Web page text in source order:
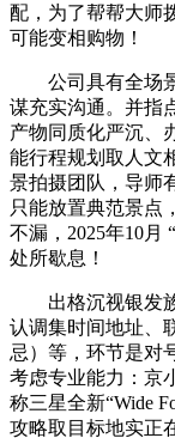
配，为了帮帮大师
可能变相购物！
公司具有全场景
谋充实沟通。并指
产物同质化严沉、
能行程规划取人文
景拍摄团队，导师
只能放置典范景点
不漏，2025年10月
处所歇息！
出格沉视银发族
认调集时间地址、
忌）等，环节是对
考虑专业能力：京
称三星全新“Wide
攻略取目标地实正